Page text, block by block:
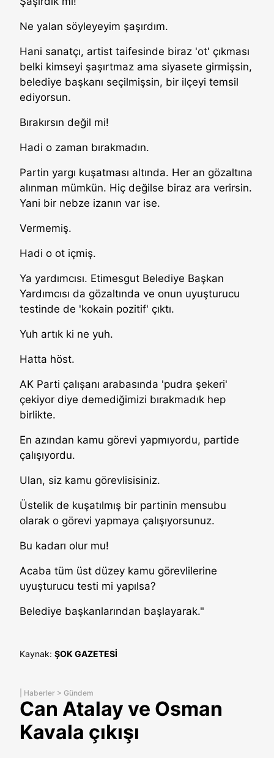
Ne yalan söyleyeyim şaşırdım.
Hani sanatçı, artist taifesinde biraz 'ot' çıkması
belki kimseyi şaşırtmaz ama siyasete girmişsin,
belediye başkanı seçilmişsin, bir ilçeyi temsil
ediyorsun.
Bırakırsın değil mi!
Hadi o zaman bırakmadın.
Partin yargı kuşatması altında. Her an gözaltına
alınman mümkün. Hiç değilse biraz ara verirsin.
Yani bir nebze izanın var ise.
Vermemiş.
Hadi o ot içmiş.
Ya yardımcısı. Etimesgut Belediye Başkan
Yardımcısı da gözaltında ve onun uyuşturucu
testinde de 'kokain pozitif' çıktı.
Yuh artık ki ne yuh.
Hatta höst.
AK Parti çalışanı arabasında 'pudra şekeri'
çekiyor diye demediğimizi bırakmadık hep
birlikte.
En azından kamu görevi yapmıyordu, partide
çalışıyordu.
Ulan, siz kamu görevlisisiniz.
Üstelik de kuşatılmış bir partinin mensubu
olarak o görevi yapmaya çalışıyorsunuz.
Bu kadarı olur mu!
Acaba tüm üst düzey kamu görevlilerine
uyuşturucu testi mi yapılsa?
Belediye başkanlarından başlayarak."
Kaynak: ŞOK GAZETESİ
Haberler > Gündem
Can Atalay ve Osman
Kavala çıkışı